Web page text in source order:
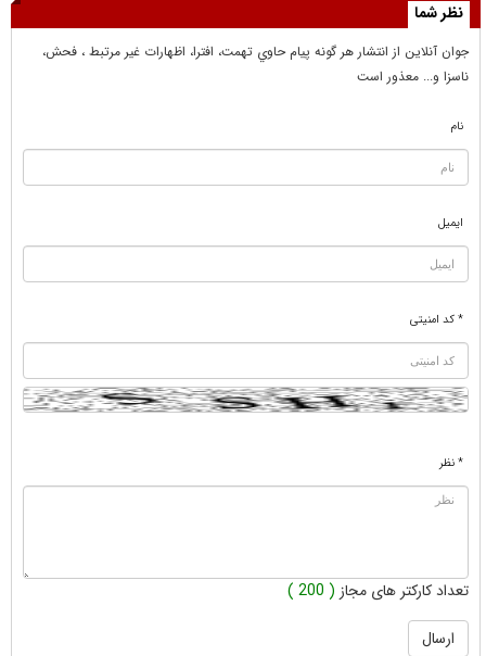
نظر شما
جوان آنلاين از انتشار هر گونه پيام حاوي تهمت، افترا، اظهارات غير مرتبط ، فحش،
ناسزا و... معذور است
نام
ایمیل
* کد امنیتی
* نظر
تعداد کارکتر های مجاز ( 200 )